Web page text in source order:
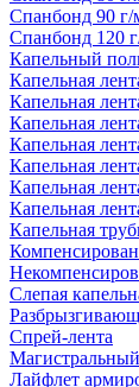
Спанбонд 90 г/
Спанбонд 120
Капельный
Капельная
Капельная
Капельная
Капельная
Капельная
Капельная
Капельная
Капельная
Слепая
Спрей-лента
Лайфлет